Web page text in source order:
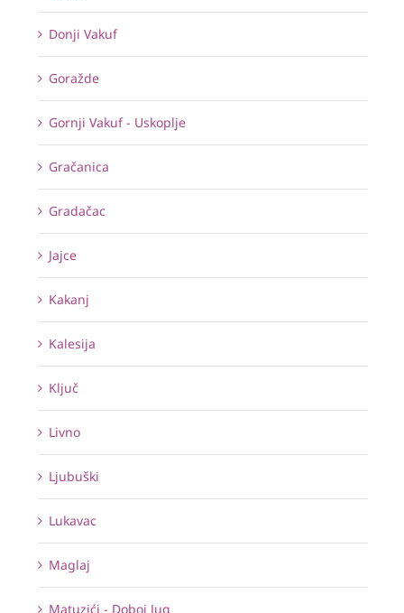
Donji Vakuf
Goražde
Gornji Vakuf - Uskoplje
Gračanica
Gradačac
Jajce
Kakanj
Kalesija
Ključ
Livno
Ljubuški
Lukavac
Maglaj
Matuzići - Doboj Jug